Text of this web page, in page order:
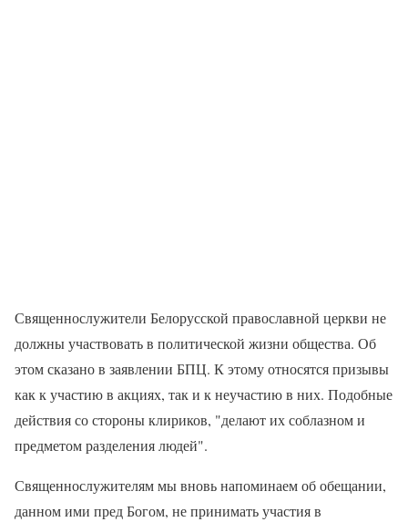
Священнослужители Белорусской православной церкви не
должны участвовать в политической жизни общества. Об
этом сказано в заявлении БПЦ. К этому относятся призывы
как к участию в акциях, так и к неучастию в них. Подобные
действия со стороны клириков, "делают их соблазном и
предметом разделения людей".
Священнослужителям мы вновь напоминаем об обещании,
данном ими пред Богом, не принимать участия в